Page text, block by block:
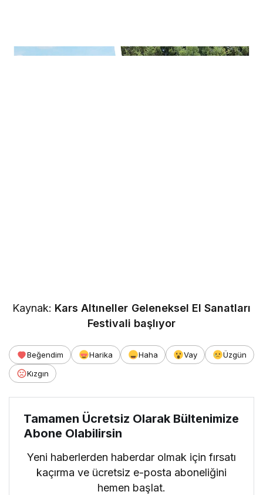
Kaynak: Kars Altıneller Geleneksel El Sanatları
Festivali başlıyor
Beğendim Harika Haha Vay
Üzgün
Kızgın
Tamamen Ücretsiz Olarak Bültenimize
Abone Olabilirsin
Yeni haberlerden haberdar olmak için fırsatı
kaçırma ve ücretsiz e-posta aboneliğini
hemen başlat.